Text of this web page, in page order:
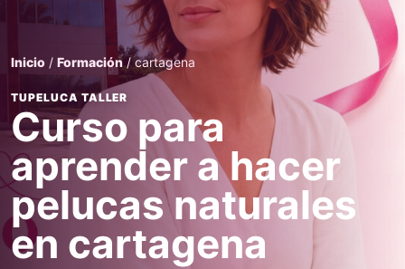
Inicio / Formación / cartagena
TUPELUCA TALLER
Curso para
aprender a hacer
pelucas naturales
en cartagena